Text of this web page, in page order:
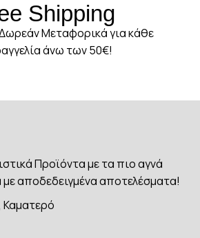
Shipping
Μεταφορικά για κάθε
άνω των 50€!
Προϊόντα με τα πιο αγνά
αποδεδειγμένα αποτελέσματα!
Καματερό